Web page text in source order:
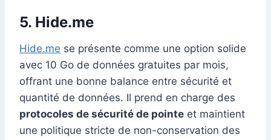
5. Hide.me
Hide.me se présente comme une option solide
avec 10 Go de données gratuites par mois,
offrant une bonne balance entre sécurité et
quantité de données. Il prend en charge des
protocoles de sécurité de pointe et maintient
une politique stricte de non-conservation des